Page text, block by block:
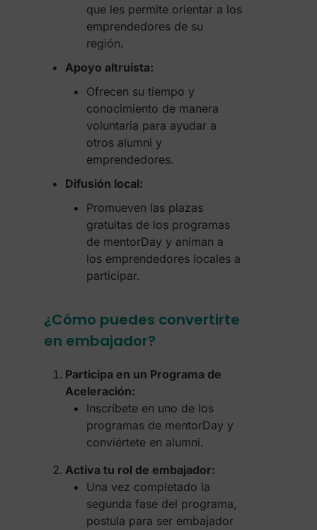
que les permite orientar a los
emprendedores de su
región.
Apoyo altruista:
Ofrecen su tiempo y
conocimiento de manera
voluntaria para ayudar a
otros alumni y
emprendedores.
Difusión local:
Promueven las plazas
gratuitas de los programas
de mentorDay y animan a
los emprendedores locales a
participar.
¿Cómo puedes convertirte
en embajador?
Participa en un Programa de
Aceleración:
Inscríbete en uno de los
programas de mentorDay y
conviértete en alumni.
Activa tu rol de embajador:
Una vez completado la
segunda fase del programa,
postula para ser embajador